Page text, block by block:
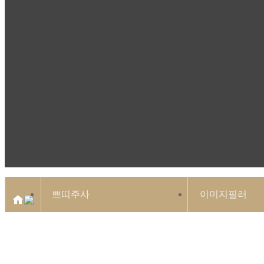
쁘띠주사 이미지필러